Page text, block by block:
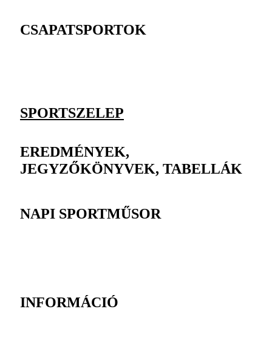
CSAPATSPORTOK
SPORTSZELEP
EREDMÉNYEK,
JEGYZŐKÖNYVEK, TABELLÁK
NAPI SPORTMŰSOR
INFORMÁCIÓ